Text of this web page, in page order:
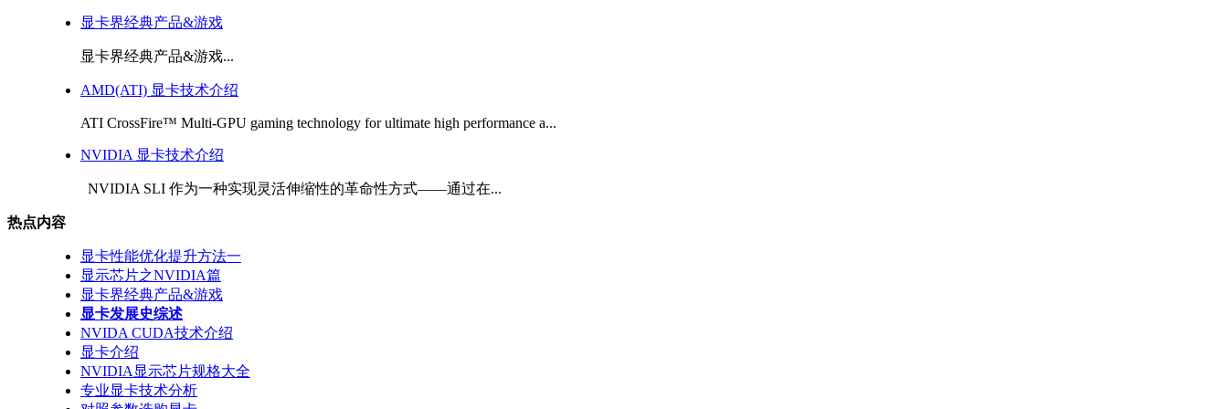
显卡界经典产品&游戏
显卡界经典产品&游戏...
AMD(ATI) 显卡技术介绍
ATI CrossFire™ Multi-GPU gaming technology for ultimate high performance a...
NVIDIA 显卡技术介绍
NVIDIA SLI 作为一种实现灵活伸缩性的革命性方式——通过在...
热点内容
显卡性能优化提升方法一
显示芯片之NVIDIA篇
显卡界经典产品&游戏
显卡发展史综述
NVIDA CUDA技术介绍
显卡介绍
NVIDIA显示芯片规格大全
专业显卡技术分析